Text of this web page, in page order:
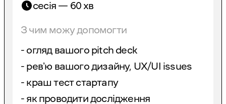
сесія — 60 хв
З чим можу допомогти
- огляд вашого pitch deck
- ревʼю вашого дизайну, UX/UI issues
- краш тест стартапу
- як проводити дослідження